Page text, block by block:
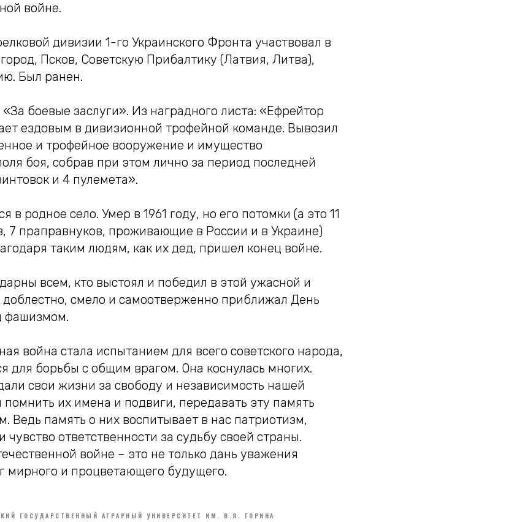
войне.
дивизии 1-го Украинского Фронта участвовал в
Псков, Советскую Прибалтику (Латвия, Литва),
Был ранен.
боевые заслуги». Из наградного листа: «Ефрейтор
ездовым в дивизионной трофейной команде. Вывозил
и трофейное вооружение и имущество
боя, собрав при этом лично за период последней
и 4 пулемета».
в родное село. Умер в 1961 году, но его потомки (а это 11
7 праправнуков, проживающие в России и в Украине)
таким людям, как их дед, пришел конец войне.
всем, кто выстоял и победил в этой ужасной и
смело и самоотверженно приближал День
фашизмом.
война стала испытанием для всего советского народа,
для борьбы с общим врагом. Она коснулась многих.
свои жизни за свободу и независимость нашей
их имена и подвиги, передавать эту память
Ведь память о них воспитывает в нас патриотизм,
чувство ответственности за судьбу своей страны.
войне – это не только дань уважения
мирного и процветающего будущего.
ГОСУДАРСТВЕННЫЙ АГРАРНЫЙ УНИВЕРСИТЕТ ИМ. В.Я. ГОРИНА